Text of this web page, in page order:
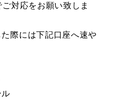
対応をお願い致しま
際には下記口座へ速や